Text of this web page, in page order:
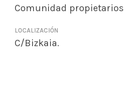
Comunidad propietarios
LOCALIZACIÓN
C/Bizkaia.